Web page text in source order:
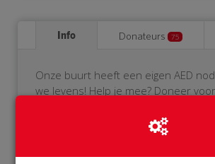
Info Donateurs 75
Onze buurt heeft een eigen AED
we levens! Help je mee? Doneer